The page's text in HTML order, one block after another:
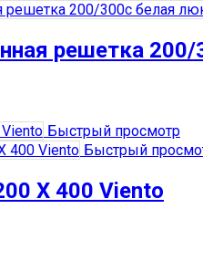
решетка
Быстрый просмотр
Быстрый
Х 400 Viento